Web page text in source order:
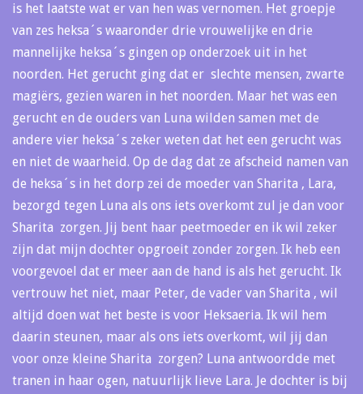
is het laatste wat er van hen was vernomen. Het groepje
van zes heksa´s waaronder drie vrouwelijke en drie
mannelijke heksa´s gingen op onderzoek uit in het
noorden. Het gerucht ging dat er slechte mensen, zwarte
magiërs, gezien waren in het noorden. Maar het was een
gerucht en de ouders van Luna wilden samen met de
andere vier heksa´s zeker weten dat het een gerucht was
en niet de waarheid. Op de dag dat ze afscheid namen van
de heksa´s in het dorp zei de moeder van Sharita , Lara,
bezorgd tegen Luna als ons iets overkomt zul je dan voor
Sharita zorgen. Jij bent haar peetmoeder en ik wil zeker
zijn dat mijn dochter opgroeit zonder zorgen. Ik heb een
voorgevoel dat er meer aan de hand is als het gerucht. Ik
vertrouw het niet, maar Peter, de vader van Sharita , wil
altijd doen wat het beste is voor Heksaeria. Ik wil hem
daarin steunen, maar als ons iets overkomt, wil jij dan
voor onze kleine Sharita zorgen? Luna antwoordde met
tranen in haar ogen, natuurlijk lieve Lara. Je dochter is bij